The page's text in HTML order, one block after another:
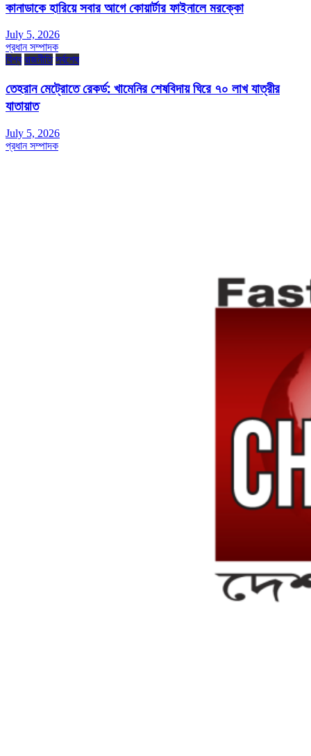
কানাডাকে হারিয়ে সবার আগে কোয়ার্টার ফাইনালে মরক্কো
July 5, 2026
প্রধান সম্পাদক
বিশ্ব রাজনীতি সর্বশেষ
তেহরান মেট্রোতে রেকর্ড: খামেনির শেষবিদায় ঘিরে ৭০ লাখ যাত্রীর
যাতায়াত
July 5, 2026
প্রধান সম্পাদক